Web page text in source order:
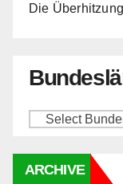
Die
ARCHIVE